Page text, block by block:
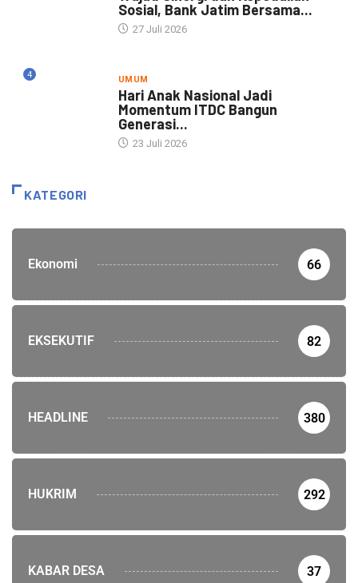
Sosial, Bank Jatim Bersama...
27 Juli 2026
4 UMUM
Hari Anak Nasional Jadi
Momentum ITDC Bangun
Generasi...
23 Juli 2026
KATEGORI
Ekonomi 66
EKSEKUTIF 82
HEADLINE 380
HUKRIM 292
KABAR DESA 37